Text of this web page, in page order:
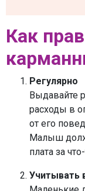
Как
Регулярно
Выдавайте
расходы в
от его
Малыш
плата за
Учитывать